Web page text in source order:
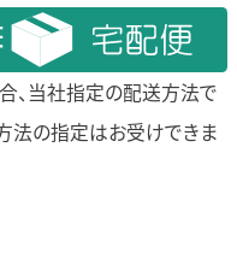
、当社指定の配送方法で
法の指定はお受けできま